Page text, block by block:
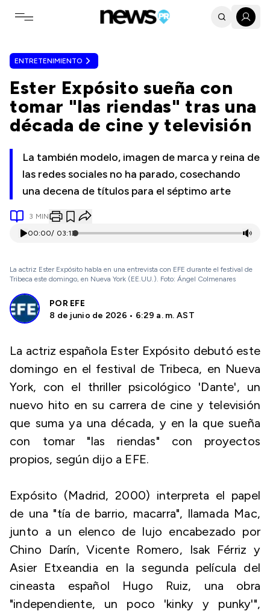
Toggle navigation menu
ENTRETENIMIENTO
Ester Expósito sueña con
tomar "las riendas" tras una
década de cine y televisión
La también modelo, imagen de marca y reina de
las redes sociales no ha parado, cosechando
una decena de títulos para el séptimo arte
3 MIN
00:00/ 03:13
La actriz Ester Expósito habla en una entrevista con EFE durante el festival de
Tribeca este domingo, en Nueva York (EE.UU.). Foto: Ángel Colmenares
POR EFE
8 de junio de 2026 • 6:29 a. m. AST
La actriz española Ester Expósito debutó este
domingo en el festival de Tribeca, en Nueva
York, con el thriller psicológico 'Dante', un
nuevo hito en su carrera de cine y televisión
que suma ya una década, y en la que sueña
con tomar "las riendas" con proyectos
propios, según dijo a EFE.
Expósito (Madrid, 2000) interpreta el papel
de una "tía de barrio, macarra", llamada Mac,
junto a un elenco de lujo encabezado por
Chino Darín, Vicente Romero, Isak Férriz y
Asier Etxeandia en la segunda película del
cineasta español Hugo Ruiz, una obra
"independiente, un poco 'kinky y punky'",